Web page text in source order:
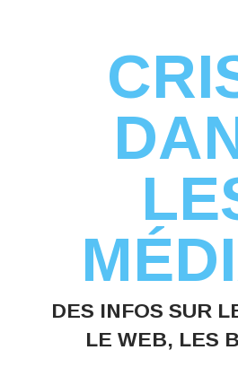
DES INFOS SUR
LE WEB, LES